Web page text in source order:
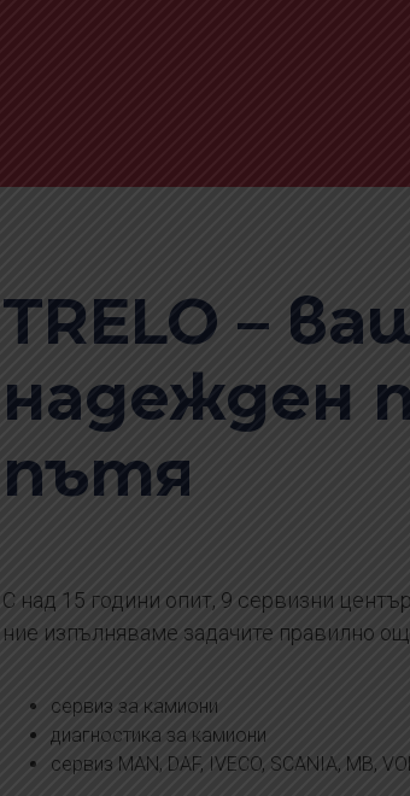
TRELO –
надежден
пътя
С над 15 години опит, 9 сервизни
ние изпълняваме задачите правилно
сервиз за камиони
диагностика за камиони
сервиз MAN, DAF, IVECO, SCANIA, MB,